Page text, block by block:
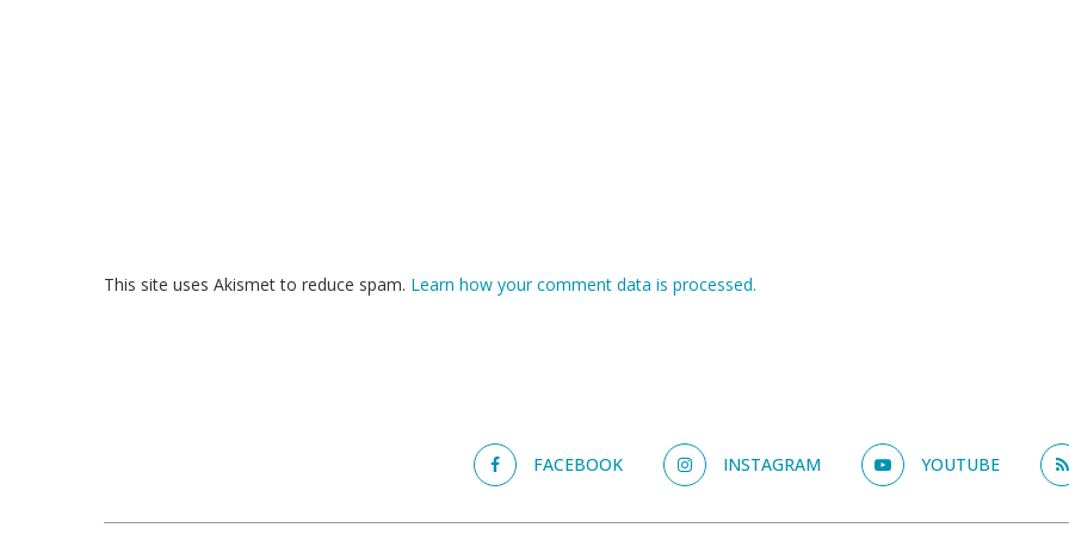
This site uses Akismet to reduce spam. Learn how your comment data is processed.
FACEBOOK INSTAGRAM YOUTUBE